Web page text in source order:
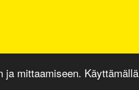
ja mittaamiseen. Käyttämällä